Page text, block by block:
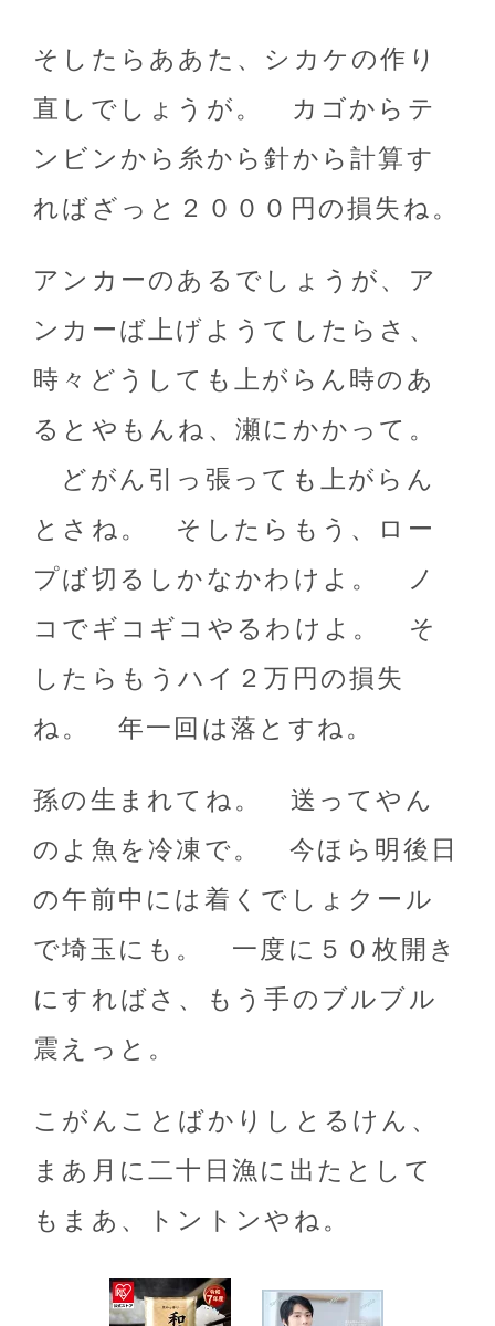
そしたらああた、シカケの作り
直しでしょうが。 カゴからテ
ンビンから糸から針から計算す
ればざっと２０００円の損失ね。
アンカーのあるでしょうが、ア
ンカーば上げようてしたらさ、
時々どうしても上がらん時のあ
るとやもんね、瀬にかかって。
どがん引っ張っても上がらん
とさね。 そしたらもう、ロー
プば切るしかなかわけよ。 ノ
コでギコギコやるわけよ。 そ
したらもうハイ２万円の損失
ね。 年一回は落とすね。
孫の生まれてね。 送ってやん
のよ魚を冷凍で。 今ほら明後日
の午前中には着くでしょクール
で埼玉にも。 一度に５０枚開き
にすればさ、もう手のブルブル
震えっと。
こがんことばかりしとるけん、
まあ月に二十日漁に出たとして
もまあ、トントンやね。